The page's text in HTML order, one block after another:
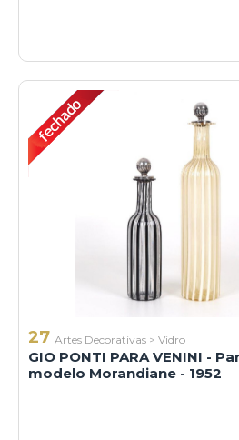
27 Artes Decorativas > Vidro
GIO PONTI PARA VENINI -
modelo Morandiane - 1952